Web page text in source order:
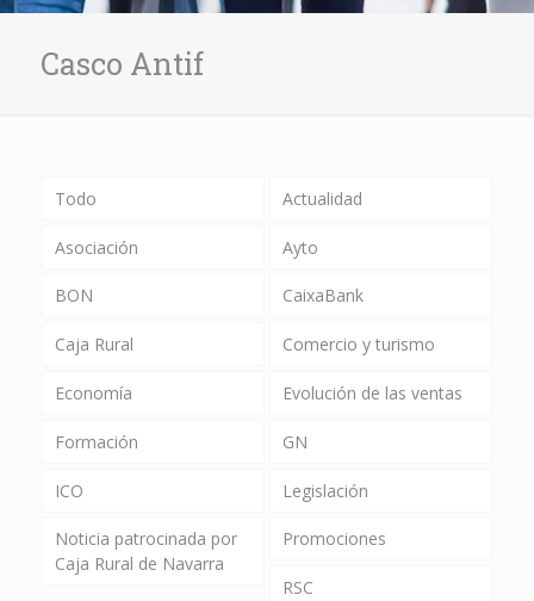
Casco Antif
Todo Actualidad
Asociación Ayto
BON CaixaBank
Caja Rural Comercio y turismo
Economía Evolución de las ventas
Formación GN
ICO Legislación
Noticia patrocinada por
Caja Rural de Navarra
Promociones
RSC